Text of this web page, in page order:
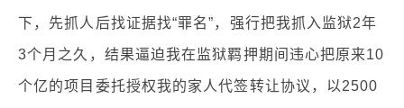
下，先抓人后找证据找“罪名”，强行把我抓入监狱2年
3个月之久，结果逼迫我在监狱羁押期间违心把原来10
个亿的项目委托授权我的家人代签转让协议，以2500